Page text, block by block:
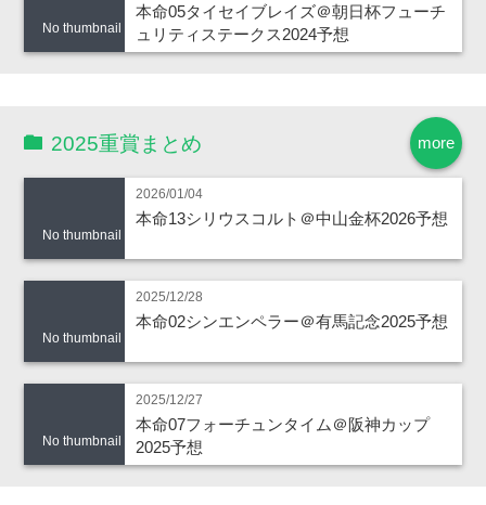
No thumbnail
本命05タイセイブレイズ＠朝日杯フューチ
ュリティステークス2024予想
more
2025重賞まとめ
No thumbnail
2026/01/04
本命13シリウスコルト＠中山金杯2026予想
No thumbnail
2025/12/28
本命02シンエンペラー＠有馬記念2025予想
No thumbnail
2025/12/27
本命07フォーチュンタイム＠阪神カップ
2025予想